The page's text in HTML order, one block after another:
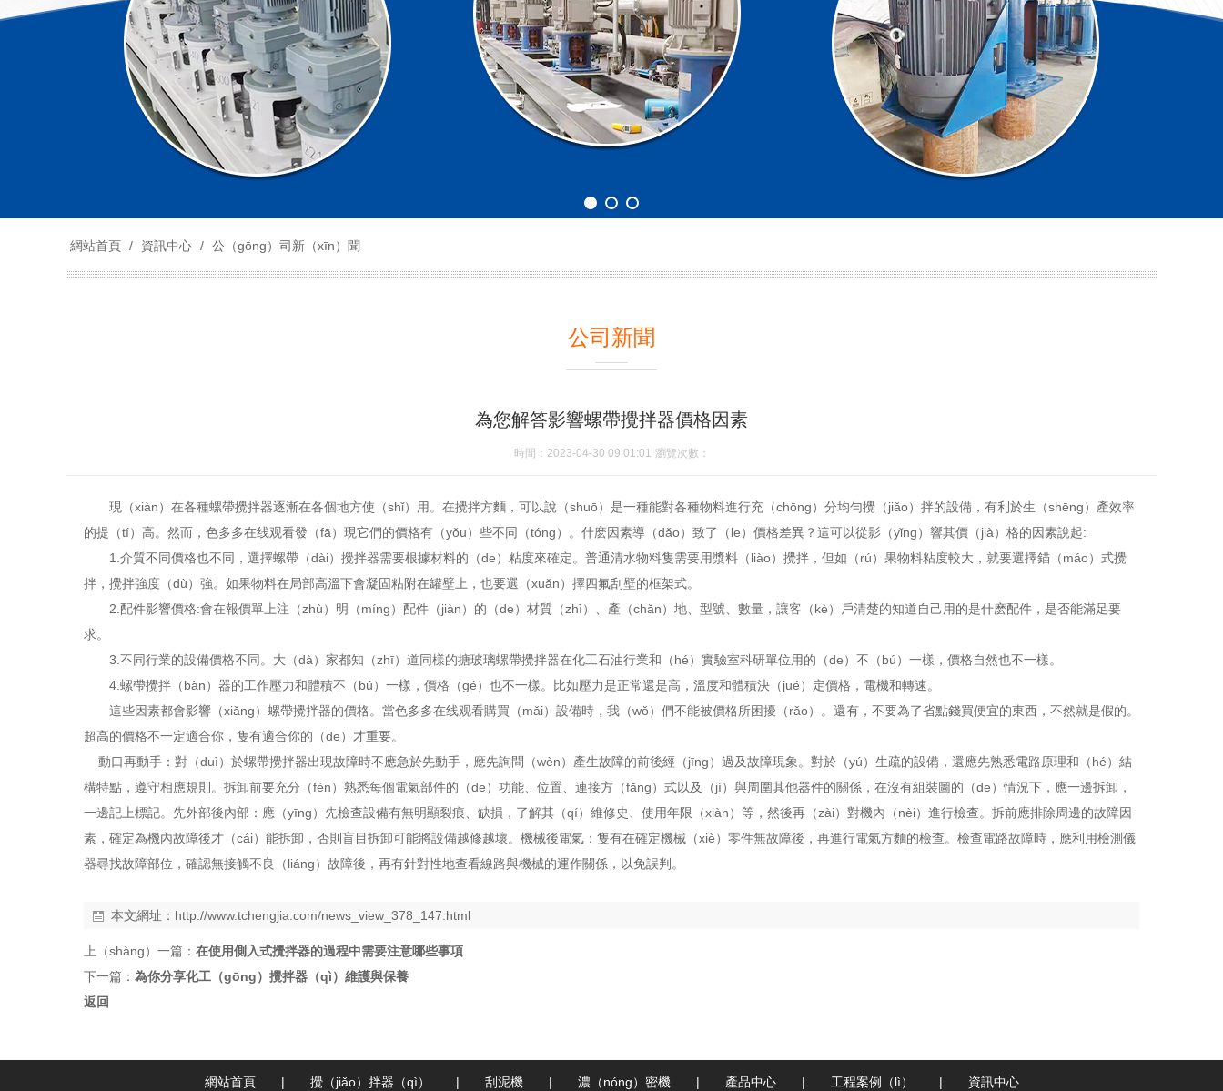
網站首頁 / 資訊中心 / 公（gōng）司新（xīn）聞
公司新聞
為您解答影響螺帶攪拌器價格因素
時間：2023-04-30 09:01:01 瀏覽次數：
現（xiàn）在各種螺帶攪拌器逐漸在各個地方使（shǐ）用。在攪拌方麵，可以說（shuō）是一種能對各種物料進行充（chōng）分均勻攪（jiǎo）拌的設備，有利於生（shēng）產效率
的提（tí）高。然而，色多多在线观看發（fā）現它們的價格有（yǒu）些不同（tóng）。什麽因素導（dǎo）致了（le）價格差異？這可以從影（yǐng）響其價（jià）格的因素說起:
1.介質不同價格也不同，選擇螺帶（dài）攪拌器需要根據材料的（de）粘度來確定。普通清水物料隻需要用漿料（liào）攪拌，但如（rú）果物料粘度較大，就要選擇錨（máo）式攪
拌，攪拌強度（dù）強。如果物料在局部高溫下會凝固粘附在罐壁上，也要選（xuǎn）擇四氟刮壁的框架式。
2.配件影響價格:會在報價單上注（zhù）明（míng）配件（jiàn）的（de）材質（zhì）、產（chǎn）地、型號、數量，讓客（kè）戶清楚的知道自己用的是什麽配件，是否能滿足要
求。
3.不同行業的設備價格不同。大（dà）家都知（zhī）道同樣的搪玻璃螺帶攪拌器在化工石油行業和（hé）實驗室科研單位用的（de）不（bú）一樣，價格自然也不一樣。
4.螺帶攪拌（bàn）器的工作壓力和體積不（bú）一樣，價格（gé）也不一樣。比如壓力是正常還是高，溫度和體積決（jué）定價格，電機和轉速。
這些因素都會影響（xiǎng）螺帶攪拌器的價格。當色多多在线观看購買（mǎi）設備時，我（wǒ）們不能被價格所困擾（rǎo）。還有，不要為了省點錢買便宜的東西，不然就是假的。
超高的價格不一定適合你，隻有適合你的（de）才重要。
動口再動手：對（duì）於螺帶攪拌器出現故障時不應急於先動手，應先詢問（wèn）產生故障的前後經（jīng）過及故障現象。對於（yú）生疏的設備，還應先熟悉電路原理和（hé）結
構特點，遵守相應規則。拆卸前要充分（fèn）熟悉每個電氣部件的（de）功能、位置、連接方（fāng）式以及（jí）與周圍其他器件的關係，在沒有組裝圖的（de）情況下，應一邊拆卸，
一邊記上標記。先外部後內部：應（yīng）先檢查設備有無明顯裂痕、缺損，了解其（qí）維修史、使用年限（xiàn）等，然後再（zài）對機內（nèi）進行檢查。拆前應排除周邊的故障因
素，確定為機內故障後才（cái）能拆卸，否則盲目拆卸可能將設備越修越壞。機械後電氣：隻有在確定機械（xiè）零件無故障後，再進行電氣方麵的檢查。檢查電路故障時，應利用檢測儀
器尋找故障部位，確認無接觸不良（liáng）故障後，再有針對性地查看線路與機械的運作關係，以免誤判。
本文網址： http://www.tchengjia.com/news_view_378_147.html
上（shàng）一篇： 在使用側入式攪拌器的過程中需要注意哪些事項
下一篇： 為你分享化工（gōng）攪拌器（qì）維護與保養
返回
網站首頁 | 攪（jiǎo）拌器（qì） | 刮泥機 | 濃（nóng）密機 | 產品中心 | 工程案例（lì） | 資訊中心